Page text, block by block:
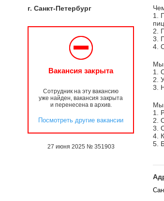
г. Санкт-Петербург
Вакансия закрыта
Сотрудник на эту вакансию
уже найден, вакансия закрыта
и перенесена в архив.
Посмотреть другие вакансии
27 июня 2025 № 351903
1.
2.
3.
4.
Мы
1.
2.
3.
Мы
1.
2.
3.
4.
5.